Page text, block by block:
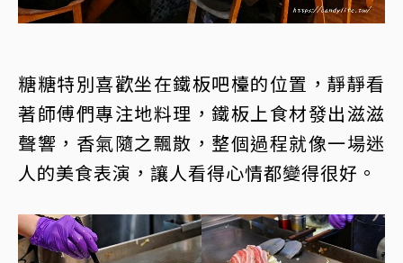
糖糖特別喜歡坐在鐵板吧檯的位置，靜靜看
著師傅們專注地料理，鐵板上食材發出滋滋
聲響，香氣隨之飄散，整個過程就像一場迷
人的美食表演，讓人看得心情都變得很好。